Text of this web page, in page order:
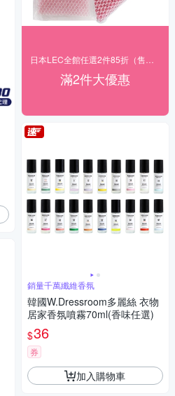
滿2件大優惠
銷量千萬纖維香氛
韓國W.Dressroom多麗絲 衣物
居家香氛噴霧70ml(香味任選)
$36
券
加入購物車